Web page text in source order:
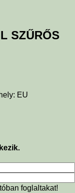
SZŰRŐS
EU
foglaltakat!